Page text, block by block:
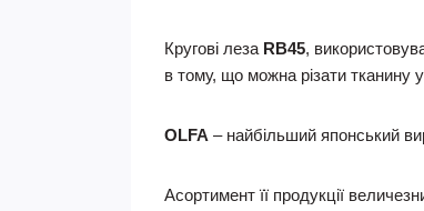
Кругові леза RB45,
в тому, що можна різати тканину
OLFA – найбільший японський
Асортимент її продукції